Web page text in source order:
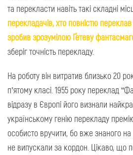
та перекласти навіть такі складні
перекладачів, хто повністю
зробив зрозумілою Ґетеву
зберіг точність перекладу.
На роботу він витратив близько 20
п’ятому класі. 1955 року переклад
відразу в Європі його визнали
українському генію перекладу
особисто вручити, бо вже знаного
не випускали за кордон. Цікаво, що